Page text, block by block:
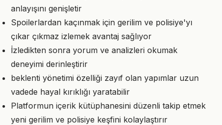
anlayışını genişletir
Spoilerlardan kaçınmak için gerilim ve polisiye'yı
çıkar çıkmaz izlemek avantaj sağlıyor
İzledikten sonra yorum ve analizleri okumak
deneyimi derinleştirir
beklenti yönetimi özelliği zayıf olan yapımlar uzun
vadede hayal kırıklığı yaratabilir
Platformun içerik kütüphanesini düzenli takip etmek
yeni gerilim ve polisiye keşfini kolaylaştırır